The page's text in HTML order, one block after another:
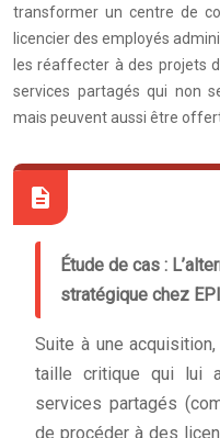
transformer un centre de
licencier des employés
les réaffecter à des projets
services partagés qui non
mais peuvent aussi être
Étude de cas :
stratégique chez
Suite à une
taille critique qui lui
services partagés
de procéder à des